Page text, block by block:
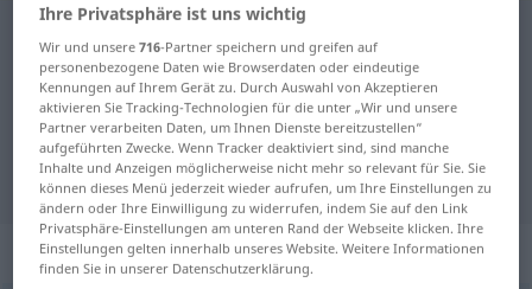
Deutsch-Kroatisch Wörterbuch Verlag
Deutsch-Kroatisch Übersetzung für
"Verlag"
"Verlag" Kroatisch Übersetzung
„Verlag“: Maskulinum
Ihre Privatsphäre ist uns wichtig
Wir und unsere716-Partner speichern und greifen auf
personenbezogene Daten wie Browserdaten oder eindeutige
Kennungen auf Ihrem Gerät zu. Durch Auswahl von Akzeptieren
aktivieren Sie Tracking-Technologien für die unter „Wir und unsere
Partner verarbeiten Daten, um Ihnen Dienste bereitzustellen“
aufgeführten Zwecke. Wenn Tracker deaktiviert sind, sind manche
Inhalte und Anzeigen möglicherweise nicht mehr so relevant für Sie. Sie
können dieses Menü jederzeit wieder aufrufen, um Ihre Einstellungen zu
ändern oder Ihre Einwilligung zu widerrufen, indem Sie auf den Link
Privatsphäre-Einstellungen am unteren Rand der Webseite klicken. Ihre
Einstellungen gelten innerhalb unseres Website. Weitere Informationen
finden Sie in unserer Datenschutzerklärung.